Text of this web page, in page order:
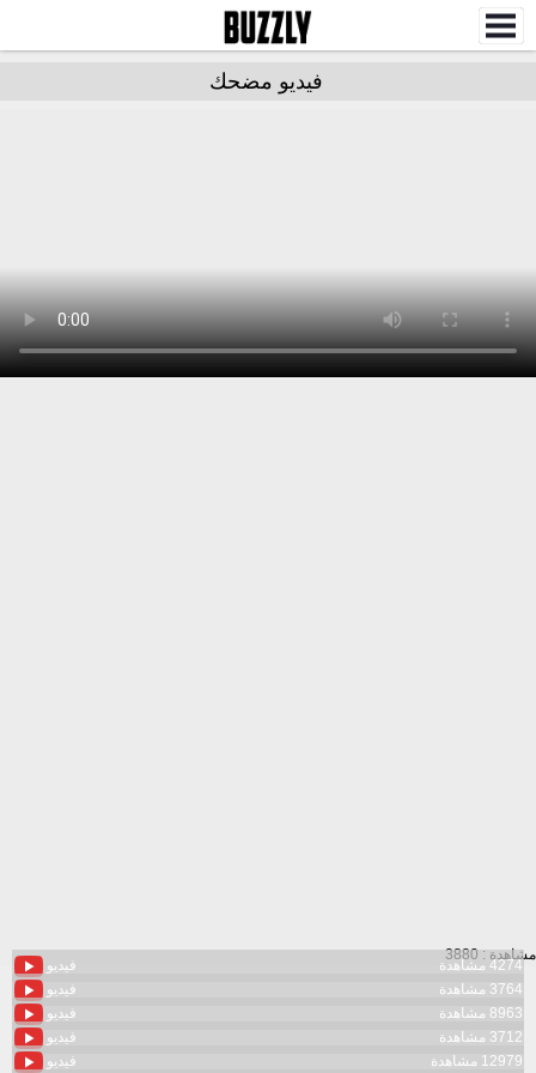
فيديو مضحك
مشاهدة : 3880
فيديو
4274 مشاهدة
فيديو
3764 مشاهدة
فيديو
8963 مشاهدة
فيديو
3712 مشاهدة
فيديو
12979 مشاهدة